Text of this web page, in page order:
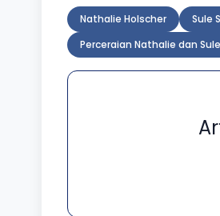
Nathalie Holscher Sule
Perceraian Nathalie dan Sule